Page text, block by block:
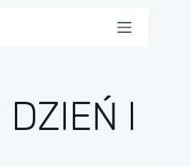
DZIEŃ I